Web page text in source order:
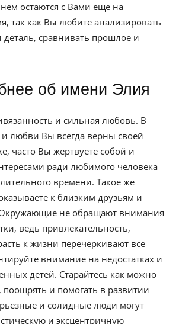
остаются с Вами еще на
так как Вы любите анализировать
сравнивать прошлое и
об имени Элия
и сильная любовь. В
любви Вы всегда верны своей
часто Вы жертвуете собой и
ради любимого человека
времени. Такое же
к близким друзьям и
не обращают внимания
ведь привлекательность,
к жизни перечеркивают все
внимание на недостатках и
детей. Старайтесь как можно
и помогать в развитии
и солидные люди могут
и эксцентричную